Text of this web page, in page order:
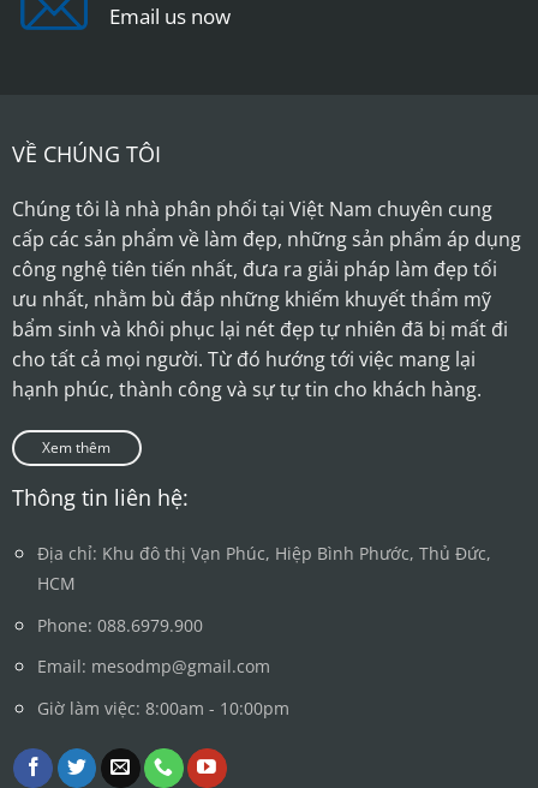
Email us now
VỀ CHÚNG TÔI
Chúng tôi là nhà phân phối tại Việt Nam chuyên cung
cấp các sản phẩm về làm đẹp, những sản phẩm áp dụng
công nghệ tiên tiến nhất, đưa ra giải pháp làm đẹp tối
ưu nhất, nhằm bù đắp những khiếm khuyết thẩm mỹ
bẩm sinh và khôi phục lại nét đẹp tự nhiên đã bị mất đi
cho tất cả mọi người. Từ đó hướng tới việc mang lại
hạnh phúc, thành công và sự tự tin cho khách hàng.
Xem thêm
Thông tin liên hệ:
Địa chỉ: Khu đô thị Vạn Phúc, Hiệp Bình Phước, Thủ Đức,
HCM
Phone: 088.6979.900
Email: mesodmp@gmail.com
Giờ làm việc: 8:00am - 10:00pm